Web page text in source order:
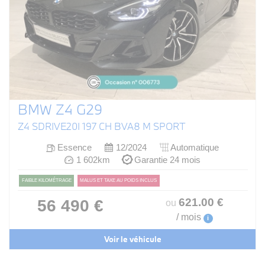
BMW Z4 G29
Z4 SDRIVE20I 197 CH BVA8 M SPORT
Essence 12/2024
Automatique
1 602km
Garantie 24 mois
FAIBLE KILOMÉTRAGE MALUS ET TAXE AU POIDS INCLUS
56 490 € ou 621.00 €
/ mois i
Voir le véhicule